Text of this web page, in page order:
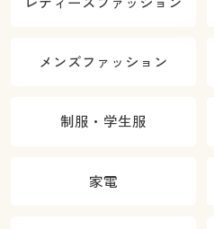
メンズファッション
制服・学生服
家電